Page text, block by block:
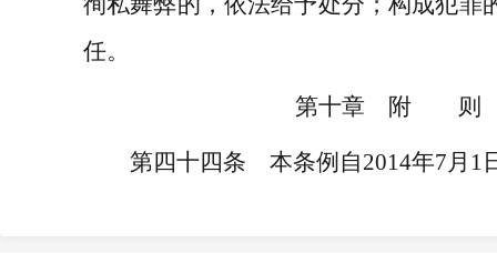
任。
第十章 附 则
第四十四条 本条例自2014年7 月 1